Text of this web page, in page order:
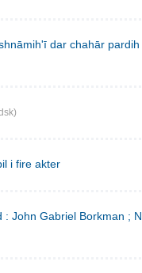
dar chahār pardih
i fire akter
: John Gabriel Borkman ;